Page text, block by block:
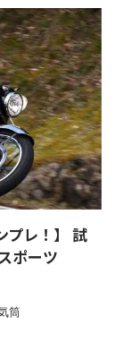
プレ！】 試
ポーツ
筒